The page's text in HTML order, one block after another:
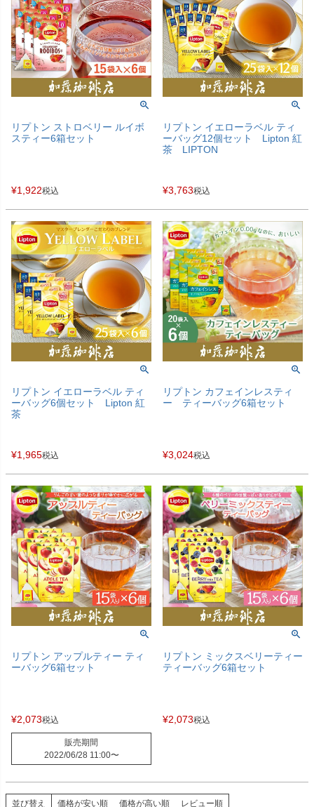
リプトン ストロベリー ルイボ
スティー6箱セット
¥1,922税込
リプトン イエローラベル ティ
ーバッグ12個セット Lipton 紅
茶 LIPTON
¥3,763税込
リプトン イエローラベル ティ
ーバッグ6個セット Lipton 紅
茶
¥1,965税込
リプトン カフェインレスティ
ー ティーバッグ6箱セット
¥3,024税込
リプトン アップルティー ティ
ーバッグ6箱セット
¥2,073税込
販売期間
2022/06/28 11:00〜
リプトン ミックスベリーティー
ティーバッグ6箱セット
¥2,073税込
並び替え 価格が安い順 価格が高い順 レビュー順